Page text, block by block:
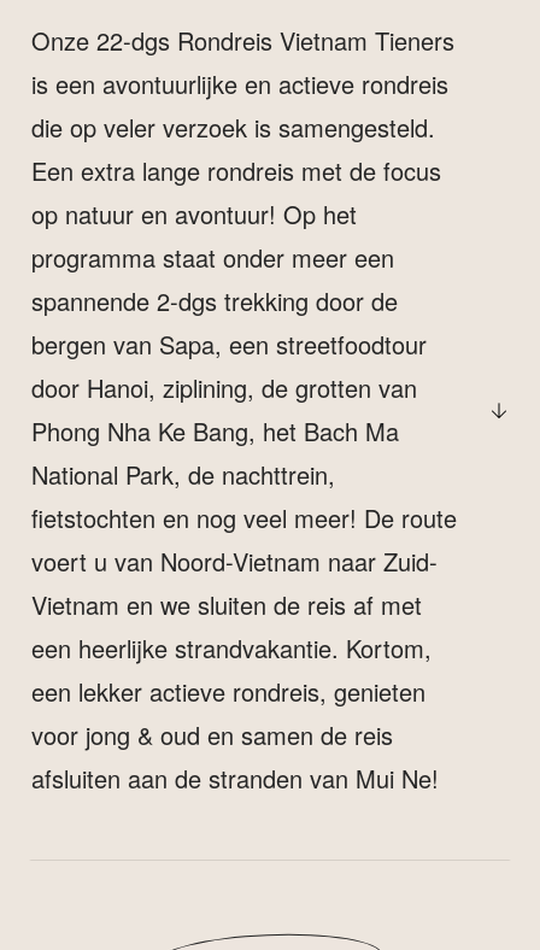
Onze 22-dgs Rondreis Vietnam Tieners
is een avontuurlijke en actieve rondreis
die op veler verzoek is samengesteld.
Een extra lange rondreis met de focus
op natuur en avontuur! Op het
programma staat onder meer een
spannende 2-dgs trekking door de
bergen van Sapa, een streetfoodtour
door Hanoi, ziplining, de grotten van
Phong Nha Ke Bang, het Bach Ma
National Park, de nachttrein,
fietstochten en nog veel meer! De route
voert u van Noord-Vietnam naar Zuid-
Vietnam en we sluiten de reis af met
een heerlijke strandvakantie. Kortom,
een lekker actieve rondreis, genieten
voor jong & oud en samen de reis
afsluiten aan de stranden van Mui Ne!